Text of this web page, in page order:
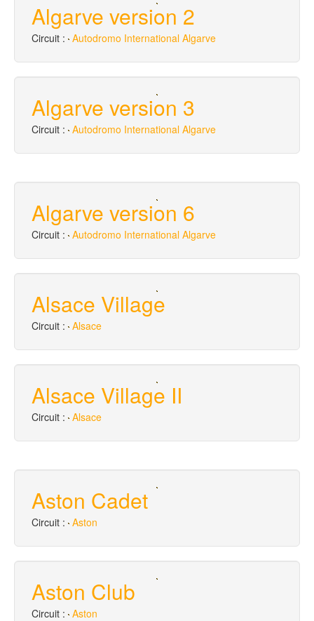
Algarve version 2
Circuit : Autodromo International Algarve
Algarve version 3
Circuit : Autodromo International Algarve
Algarve version 6
Circuit : Autodromo International Algarve
Alsace Village
Circuit : Alsace
Alsace Village II
Circuit : Alsace
Aston Cadet
Circuit : Aston
Aston Club
Circuit : Aston